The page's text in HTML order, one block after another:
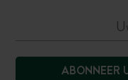
ABONNEER